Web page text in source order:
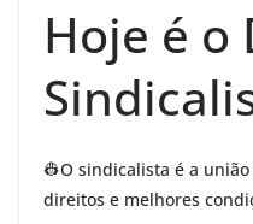
Hoje é o
👷O sindicalista é a
direitos e melhores